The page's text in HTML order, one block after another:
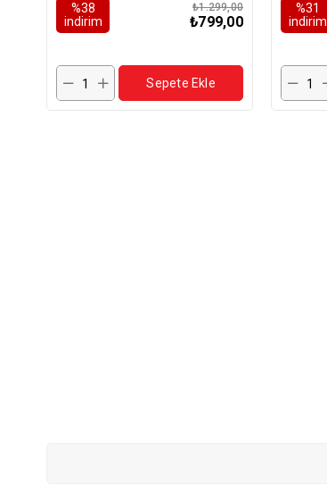
%38
i̇ndirim
₺799,00
₺1.299,00
Sepete Ekle
%31
i̇ndirim